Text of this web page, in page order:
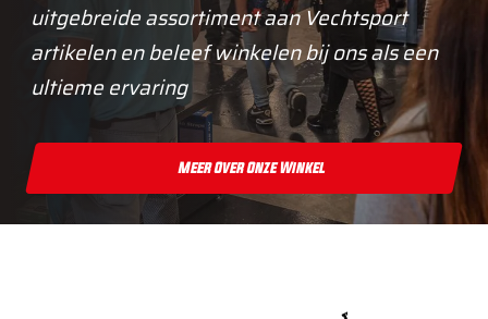
uitgebreide assortiment aan Vechtsport
artikelen en beleef winkelen bij ons als een
ultieme ervaring
Meer Over Onze Winkel